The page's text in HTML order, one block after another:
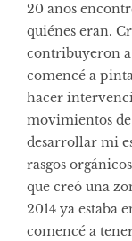
20 años
quiénes eran.
contribuyeron a
comencé a
hacer
movimientos
desarrollar mi
rasgos
que creó una
2014 ya estaba
comencé a